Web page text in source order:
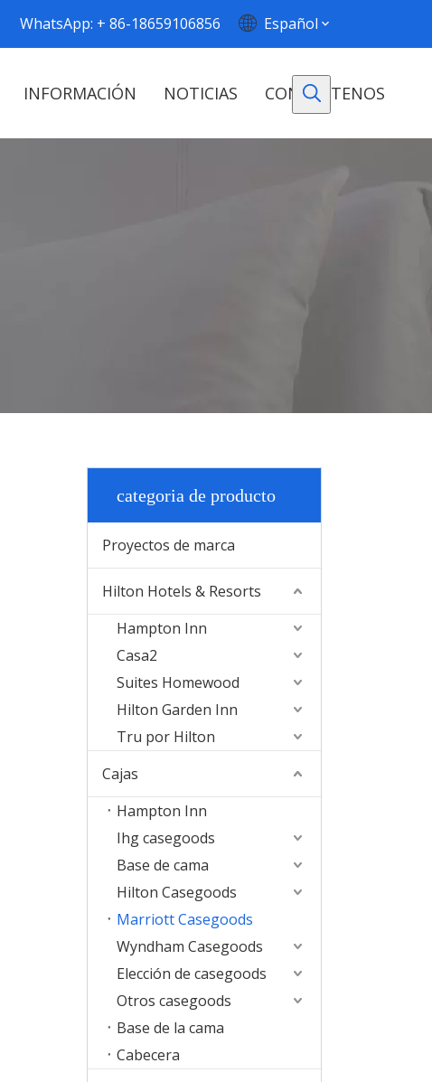
WhatsApp: + 86-18659106856 Español
INFORMACIÓN NOTICIAS CONTÁCTENOS
categoria de producto
Proyectos de marca
Hilton Hotels & Resorts
Hampton Inn
Casa2
Suites Homewood
Hilton Garden Inn
Tru por Hilton
Cajas
Hampton Inn
Ihg casegoods
Base de cama
Hilton Casegoods
Marriott Casegoods
Wyndham Casegoods
Elección de casegoods
Otros casegoods
Base de la cama
Cabecera